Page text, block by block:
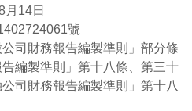
月14日
號
司財務報告編製準則」部分條
編製準則」第十八條、第三十
司財務報告編製準則」第十八